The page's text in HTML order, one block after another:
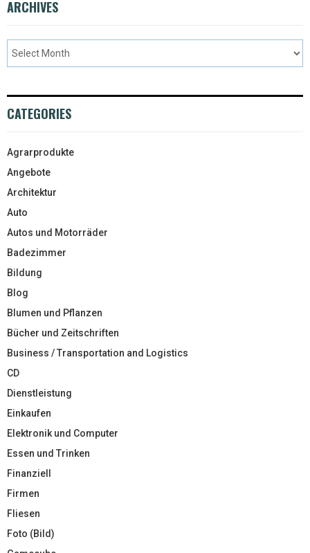
ARCHIVES
CATEGORIES
Agrarprodukte
Angebote
Architektur
Auto
Autos und Motorräder
Badezimmer
Bildung
Blog
Blumen und Pflanzen
Bücher und Zeitschriften
Business / Transportation and Logistics
CD
Dienstleistung
Einkaufen
Elektronik und Computer
Essen und Trinken
Finanziell
Firmen
Fliesen
Foto (Bild)